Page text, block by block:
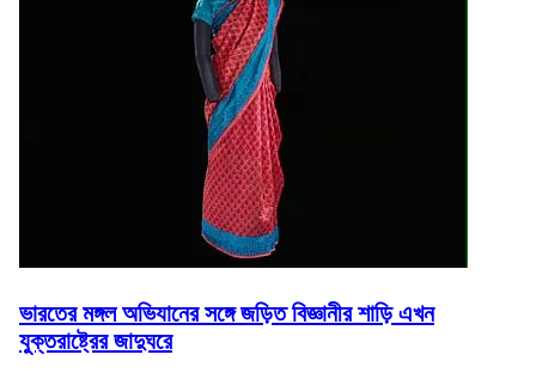
ভারতের মঙ্গল অভিযানের সঙ্গে জড়িত বিজ্ঞানীর শাড়ি এখন
যুক্তরাষ্ট্রের জাদুঘরে